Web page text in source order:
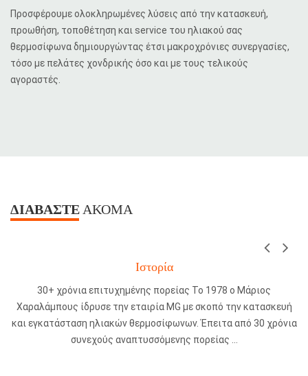
Προσφέρουμε ολοκληρωμένες λύσεις από την κατασκευή,
προωθήση, τοποθέτηση και service του ηλιακού σας
θερμοσίφωνα δημιουργώντας έτσι μακροχρόνιες συνεργασίες,
τόσο με πελάτες χονδρικής όσο και με τους τελικούς
αγοραστές.
ΔΙΑΒΆΣΤΕ ΑΚΌΜΑ
Ιστορία
30+ χρόνια επιτυχημένης πορείας Το 1978 ο Μάριος
Χαραλάμπους ίδρυσε την εταιρία MG με σκοπό την κατασκευή
και εγκατάσταση ηλιακών θερμοσίφωνων. Έπειτα από 30 χρόνια
συνεχούς αναπτυσσόμενης πορείας